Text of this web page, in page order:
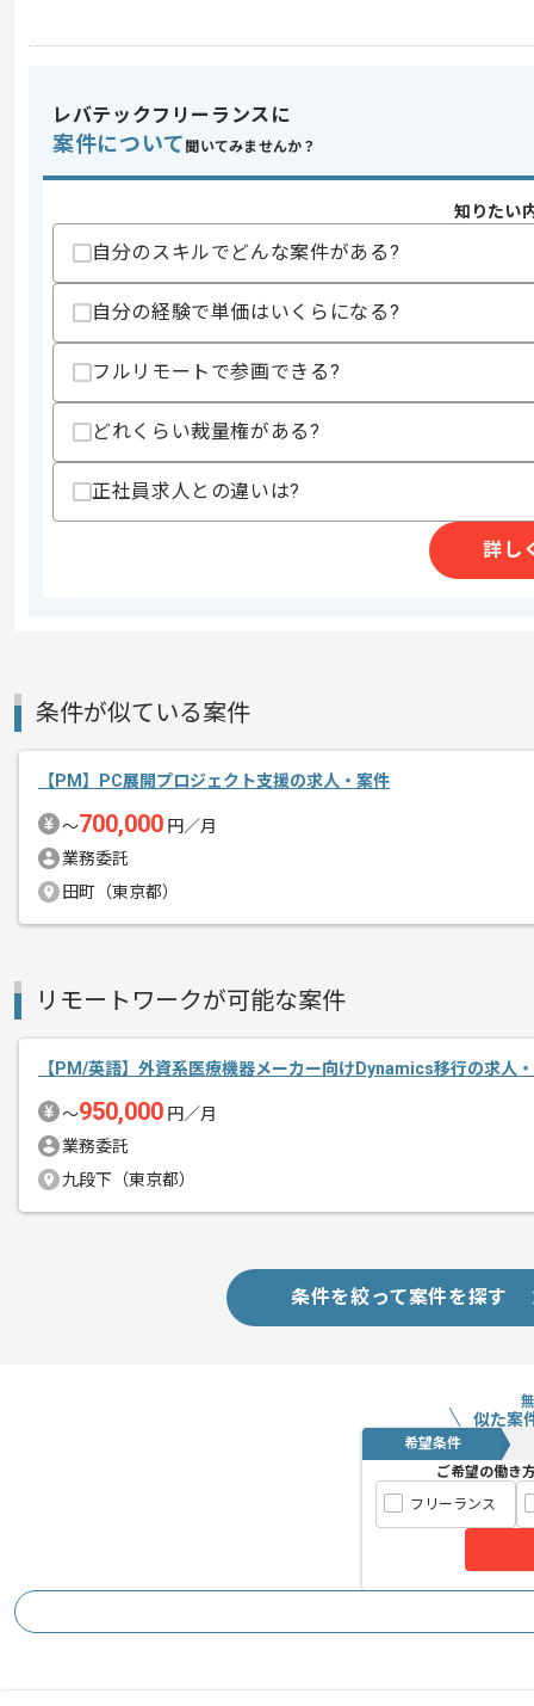
特徴 参画実績あり
スキル
求めるスキル
・要件定義経験
・PM経験
歓迎スキル
・預金スイープの知見(証券会社と銀行
・金融系基幹システムのアプリ側開発経
スキルに不安がある方へ
その他募集要項
商談回数
募集人数
1人
2025/07/01
メント
PMの経験を活かすことができます。
ご経験と実績に応じてスライド案件の
レバテックフリーランスに
案件について 聞いてみませんか？
知りたい
自分のスキルでどんな案件がある?
自分の経験で単価はいくらになる?
フルリモートで参画できる?
どれくらい裁量権がある?
正社員求人との違いは?
詳し
条件が似ている案件
【PM】PC展開プロジェクト支援の求人・案件
〜700,000 円／月
業務委託
田町（東京都）
リモートワークが可能な案件
【PM/英語】外資系医療機器メーカー向けDynamics移行の求人
〜950,000 円／月
業務委託
九段下（東京都）
条件を絞って案件を探す
似た案
希望条件
ご希望の働き
フリーランス